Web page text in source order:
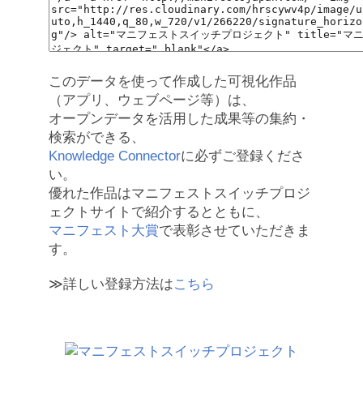
このデータを使って作成した可視化作品
（アプリ、ウェブページ等）は、
オープンデータを活用した成果等の集約・
検索ができる、
Knowledge Connectorに必ずご登録くださ
い。
優れた作品はマニフェストスイッチプロジ
ェクトサイトで紹介するとともに、
マニフェスト大賞で表彰させていただきま
す。
≫詳しい登録方法はこちら